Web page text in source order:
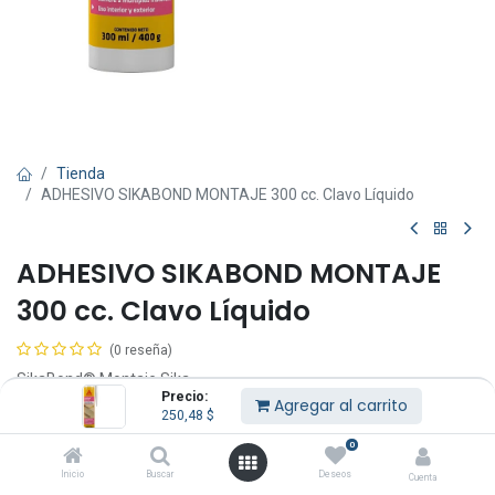
Precio:
250,48 $ Agregar al carrito
Inicio Buscar
0
Deseos Cuenta
Tienda
ADHESIVO SIKABOND MONTAJE 300 cc. Clavo Líquido
ADHESIVO SIKABOND MONTAJE
300 cc. Clavo Líquido
(0 reseña)
SikaBond® Montaje Sika
Adhesivo multiuso de rápida habilitación, para montaje de objetos
• Alta adherencia inicial.
• Reemplaza el uso de clavos o tornillos.